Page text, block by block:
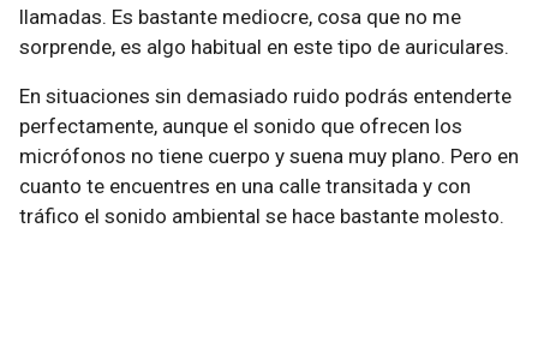
llamadas. Es bastante mediocre, cosa que no me
sorprende, es algo habitual en este tipo de auriculares.
En situaciones sin demasiado ruido podrás entenderte
perfectamente, aunque el sonido que ofrecen los
micrófonos no tiene cuerpo y suena muy plano. Pero en
cuanto te encuentres en una calle transitada y con
tráfico el sonido ambiental se hace bastante molesto.